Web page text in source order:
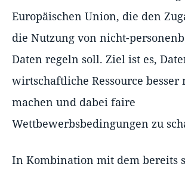
Europäischen Union, die den
die Nutzung von nicht-
Daten regeln soll. Ziel ist es,
wirtschaftliche Ressource besser
machen und dabei faire
Wettbewerbsbedingungen zu
In Kombination mit dem bereits